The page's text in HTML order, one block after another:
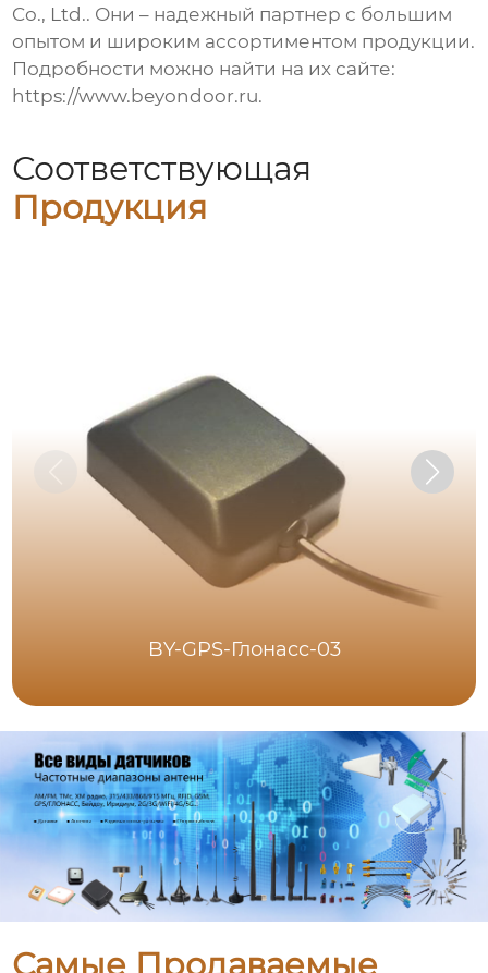
Co., Ltd.. Они – надежный партнер с большим
опытом и широким ассортиментом продукции.
Подробности можно найти на их сайте:
https://www.beyondoor.ru.
Соответствующая
Продукция
BY-GPS-Глонасс-03